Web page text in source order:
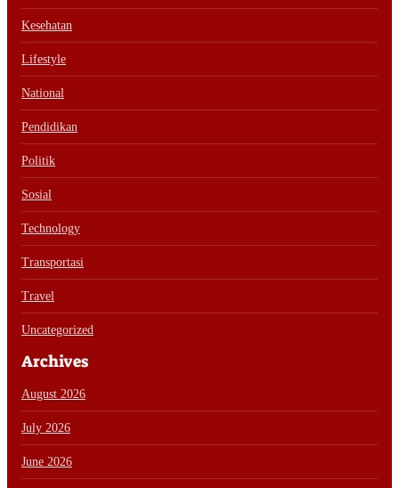
Kesehatan
Lifestyle
National
Pendidikan
Politik
Sosial
Technology
Transportasi
Travel
Uncategorized
Archives
August 2026
July 2026
June 2026